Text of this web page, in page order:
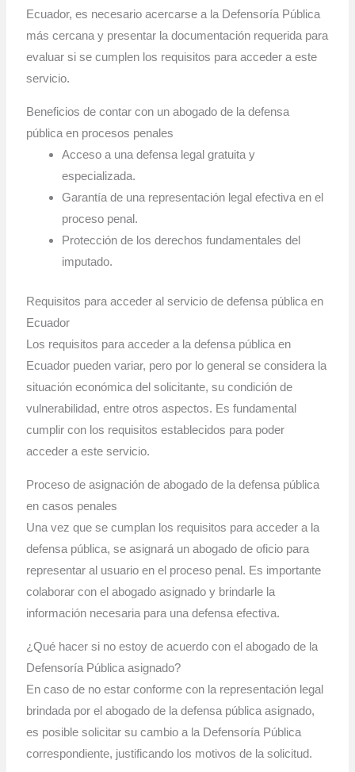
Ecuador, es necesario acercarse a la Defensoría Pública
más cercana y presentar la documentación requerida para
evaluar si se cumplen los requisitos para acceder a este
servicio.
Beneficios de contar con un abogado de la defensa
pública en procesos penales
Acceso a una defensa legal gratuita y
especializada.
Garantía de una representación legal efectiva en el
proceso penal.
Protección de los derechos fundamentales del
imputado.
Requisitos para acceder al servicio de defensa pública en
Ecuador
Los requisitos para acceder a la defensa pública en
Ecuador pueden variar, pero por lo general se considera la
situación económica del solicitante, su condición de
vulnerabilidad, entre otros aspectos. Es fundamental
cumplir con los requisitos establecidos para poder
acceder a este servicio.
Proceso de asignación de abogado de la defensa pública
en casos penales
Una vez que se cumplan los requisitos para acceder a la
defensa pública, se asignará un abogado de oficio para
representar al usuario en el proceso penal. Es importante
colaborar con el abogado asignado y brindarle la
información necesaria para una defensa efectiva.
¿Qué hacer si no estoy de acuerdo con el abogado de la
Defensoría Pública asignado?
En caso de no estar conforme con la representación legal
brindada por el abogado de la defensa pública asignado,
es posible solicitar su cambio a la Defensoría Pública
correspondiente, justificando los motivos de la solicitud.